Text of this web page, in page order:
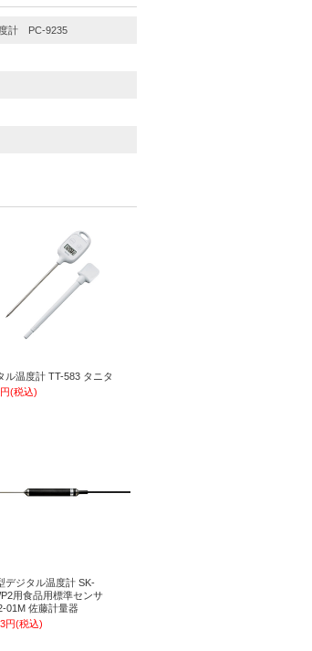
計 PC-9235
ル温度計 TT-583 タニタ
(税込)
デジタル温度計 SK-
用食品用標準センサ
01M 佐藤計量器
円(税込)